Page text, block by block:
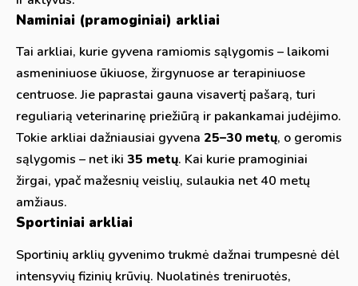
Naminiai (pramoginiai) arkliai
Tai arkliai, kurie gyvena ramiomis sąlygomis – laikomi
asmeniniuose ūkiuose, žirgynuose ar terapiniuose
centruose. Jie paprastai gauna visavertį pašarą, turi
reguliarią veterinarinę priežiūrą ir pakankamai judėjimo.
Tokie arkliai dažniausiai gyvena 25–30 metų, o geromis
sąlygomis – net iki 35 metų. Kai kurie pramoginiai
žirgai, ypač mažesnių veislių, sulaukia net 40 metų
amžiaus.
Sportiniai arkliai
Sportinių arklių gyvenimo trukmė dažnai trumpesnė dėl
intensyvių fizinių krūvių. Nuolatinės treniruotės,